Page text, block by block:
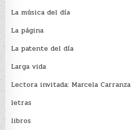
La música del día
La página
La patente del día
Larga vida
Lectora invitada: Marcela Carranza
letras
libros